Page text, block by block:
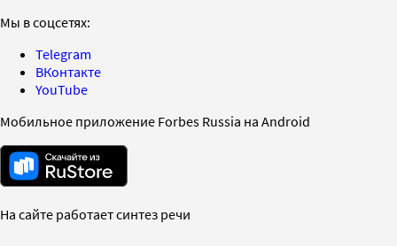
Мы в соцсетях:
Telegram
ВКонтакте
YouTube
Мобильное приложение Forbes Russia на Android
На сайте работает синтез речи